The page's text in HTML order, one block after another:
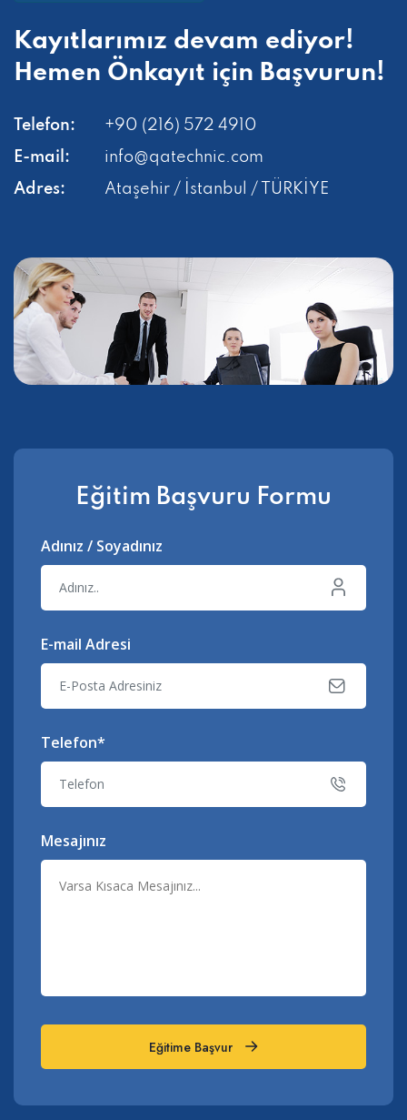
Kayıtlarımız devam ediyor!
Hemen Önkayıt için Başvurun!
Telefon:
+90 (216) 572 4910
E-mail:
info@qatechnic.com
Adres:
Ataşehir / İstanbul / TÜRKİYE
Eğitim Başvuru Formu
Adınız / Soyadınız
E-mail Adresi
Telefon*
Mesajınız
Eğitime Başvur
Eğitime Başvur